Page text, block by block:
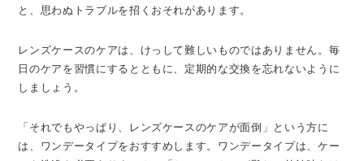
と、思わぬトラブルを招くおそれがあります。
レンズケースのケアは、けっして難しいものではありません。毎
日のケアを習慣にするとともに、定期的な交換を忘れないように
しましょう。
「それでもやっぱり、レンズケースのケアが面倒」という方に
は、ワンデータイプをおすすめします。ワンデータイプは、ケー